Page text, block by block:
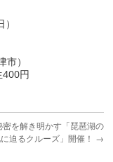
）
円
密を解き明かす「琵琶湖の
迫るクルーズ」開催！ →